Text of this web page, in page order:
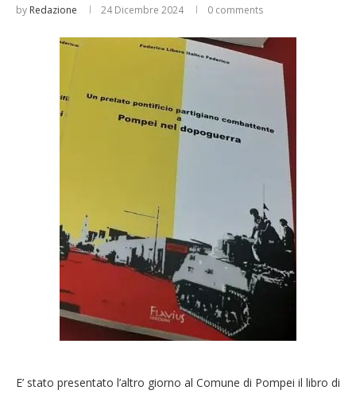
by Redazione 24 Dicembre 2024 0 comments
E’ stato presentato l’altro giorno al Comune di Pompei il libro di